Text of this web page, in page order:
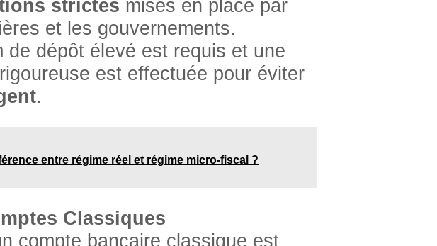
strictes mises en place par
et les gouvernements.
de dépôt élevé est requis et une
est effectuée pour éviter
.
entre régime réel et régime micro-fiscal ?
Classiques
compte bancaire classique est